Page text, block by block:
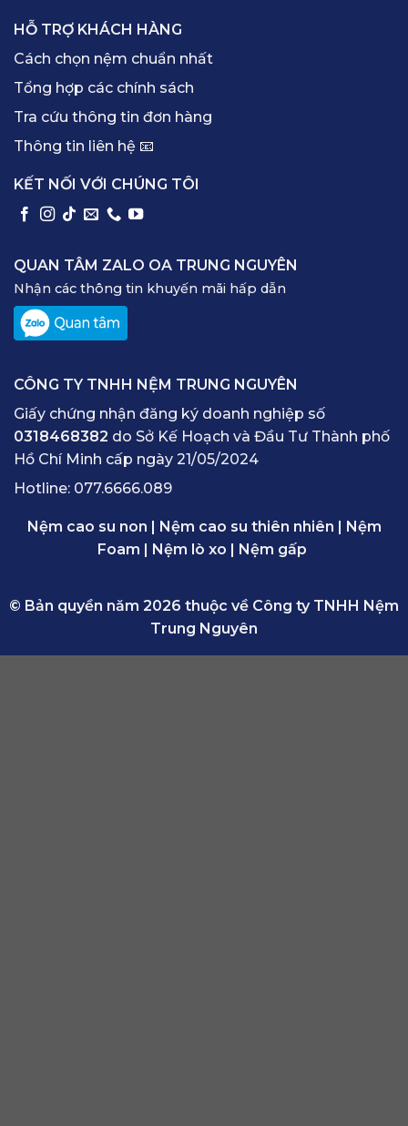
HỖ TRỢ KHÁCH HÀNG
Cách chọn nệm chuẩn nhất
Tổng hợp các chính sách
Tra cứu thông tin đơn hàng
Thông tin liên hệ 📧
KẾT NỐI VỚI CHÚNG TÔI
QUAN TÂM ZALO OA TRUNG NGUYÊN
Nhận các thông tin khuyến mãi hấp dẫn
CÔNG TY TNHH NỆM TRUNG NGUYÊN
Giấy chứng nhận đăng ký doanh nghiệp số
0318468382 do Sở Kế Hoạch và Đầu Tư Thành phố
Hồ Chí Minh cấp ngày 21/05/2024
Hotline: 077.6666.089
Nệm cao su non | Nệm cao su thiên nhiên | Nệm
Foam | Nệm lò xo | Nệm gấp
© Bản quyền năm 2026 thuộc về Công ty TNHH Nệm
Trung Nguyên